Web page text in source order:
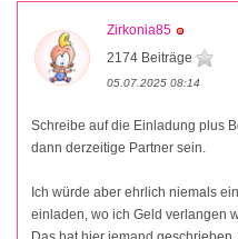
Zirkonia85
2174 Beiträge
05.07.2025 08:14
Schreibe auf die Einladung plus
dann derzeitige Partner sein.
Ich würde aber ehrlich niemals
einladen, wo ich Geld verlangen